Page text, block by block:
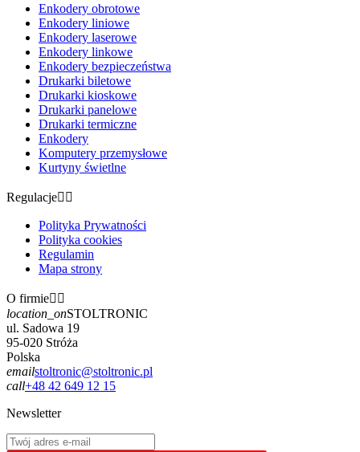
Enkodery obrotowe
Enkodery liniowe
Enkodery laserowe
Enkodery linkowe
Enkodery bezpieczeństwa
Drukarki biletowe
Drukarki kioskowe
Drukarki panelowe
Drukarki termiczne
Enkodery
Komputery przemysłowe
Kurtyny świetlne
Regulacje 
Polityka Prywatności
Polityka cookies
Regulamin
Mapa strony
O firmie 
location_onSTOLTRONIC
ul. Sadowa 19
95-020 Stróża
Polska
emailstoltronic@stoltronic.pl
call+48 42 649 12 15
Newsletter